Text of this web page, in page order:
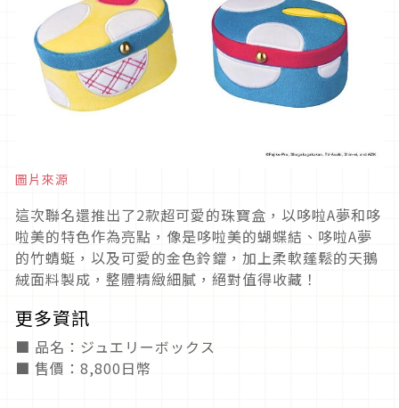
圖片來源
這次聯名還推出了2款超可愛的珠寶盒，以哆啦A夢和哆
啦美的特色作為亮點，像是哆啦美的蝴蝶結、哆啦A夢
的竹蜻蜓，以及可愛的金色鈴鐺，加上柔軟蓬鬆的天鵝
絨面料製成，整體精緻細膩，絕對值得收藏！
更多資訊
■ 品名：ジュエリーボックス
■ 售價：8,800日幣